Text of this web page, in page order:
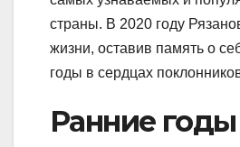
страны. В 2020 году
жизни, оставив память о
годы в сердцах
Ранние годы